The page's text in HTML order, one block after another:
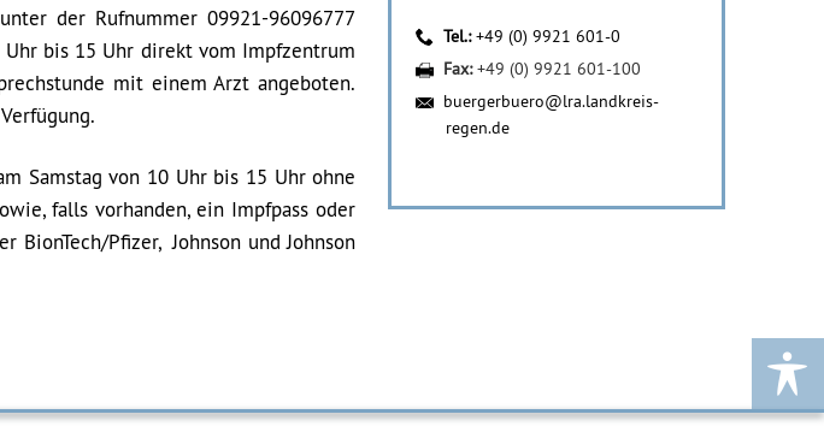
der Rufnummer 09921-96096777
bis 15 Uhr direkt vom Impfzentrum
mit einem Arzt angeboten.
Samstag von 10 Uhr bis 15 Uhr ohne
falls vorhanden, ein Impfpass oder
Pfizer, Johnson und Johnson
Tel.:+49 (0) 9921 601-0
Fax:+49 (0) 9921 601-100
buergerbuero@lra.landkreis-
regen.de